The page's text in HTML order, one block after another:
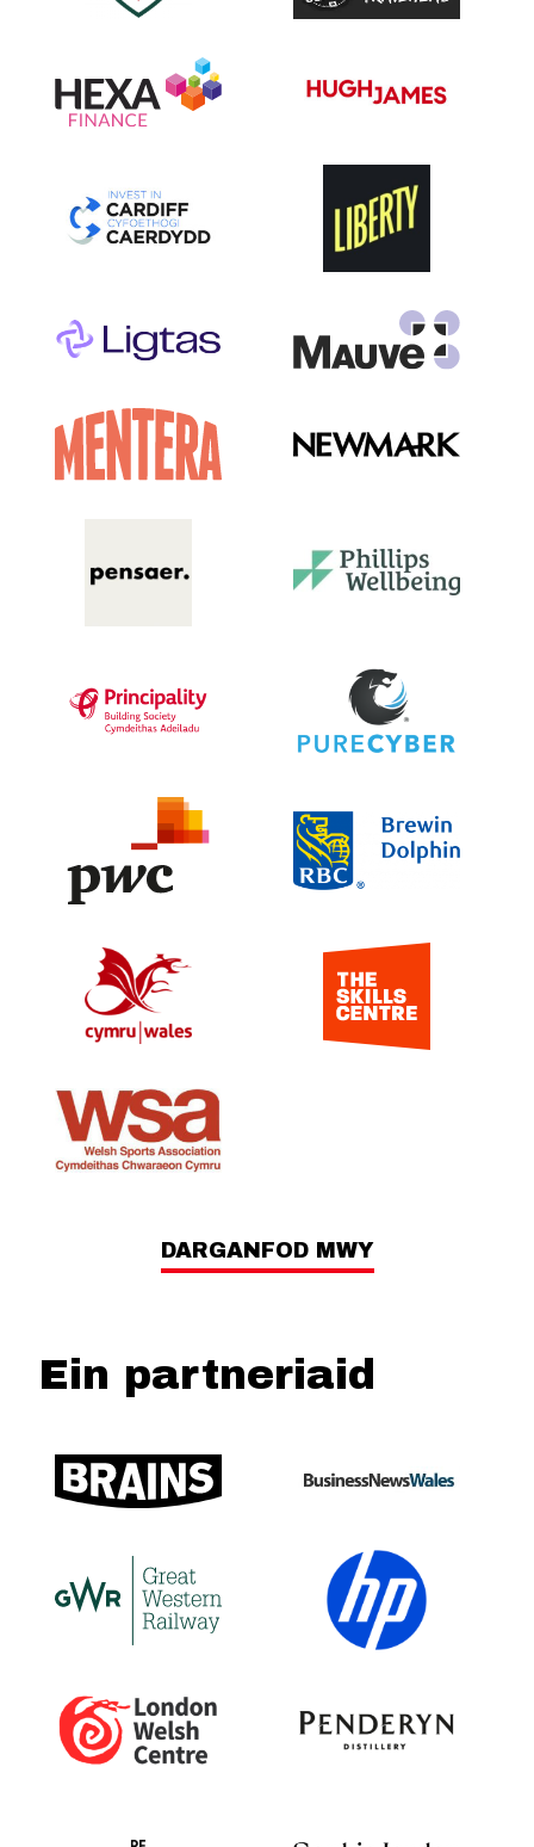
DARGANFOD MWY
Ein partneriaid